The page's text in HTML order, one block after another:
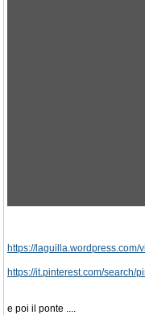
https://laguilla.wordpress.com/
https://it.pinterest.com/search/
e poi il ponte ....